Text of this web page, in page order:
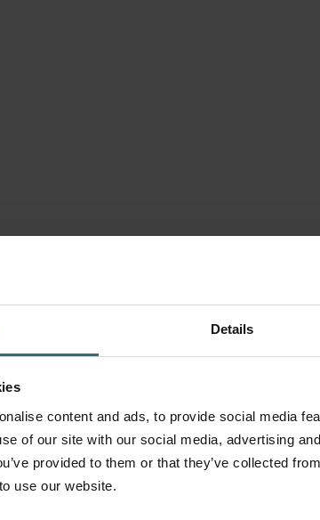
Details
content and ads, to provide social media
of our site with our social media, advertising
provided to them or that they’ve collected
use our website.